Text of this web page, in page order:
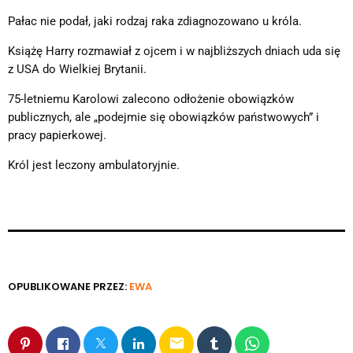
Pałac nie podał, jaki rodzaj raka zdiagnozowano u króla.
Książę Harry rozmawiał z ojcem i w najbliższych dniach uda się
z USA do Wielkiej Brytanii.
75-letniemu Karolowi zalecono odłożenie obowiązków
publicznych, ale „podejmie się obowiązków państwowych” i
pracy papierkowej.
Król jest leczony ambulatoryjnie.
OPUBLIKOWANE PRZEZ: EWA
email